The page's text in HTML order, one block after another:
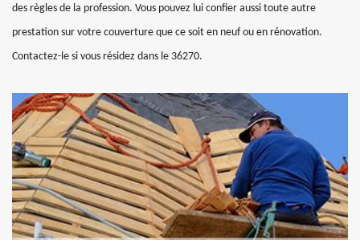
des règles de la profession. Vous pouvez lui confier aussi toute autre
prestation sur votre couverture que ce soit en neuf ou en rénovation.
Contactez-le si vous résidez dans le 36270.